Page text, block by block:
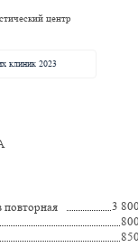
центр
клиник 2023
повторная
3